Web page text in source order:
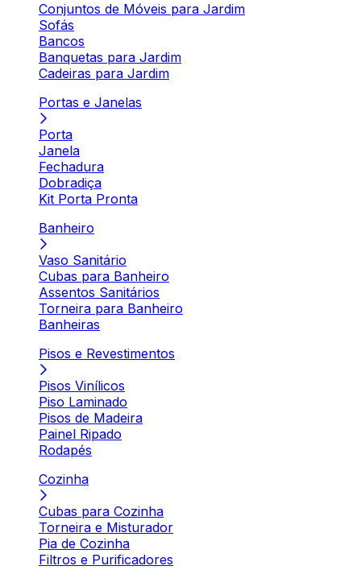
Conjuntos de Móveis para Jardim
Sofás
Bancos
Banquetas para Jardim
Cadeiras para Jardim
Portas e Janelas
Porta
Janela
Fechadura
Dobradiça
Kit Porta Pronta
Banheiro
Vaso Sanitário
Cubas para Banheiro
Assentos Sanitários
Torneira para Banheiro
Banheiras
Pisos e Revestimentos
Pisos Vinílicos
Piso Laminado
Pisos de Madeira
Painel Ripado
Rodapés
Cozinha
Cubas para Cozinha
Torneira e Misturador
Pia de Cozinha
Filtros e Purificadores